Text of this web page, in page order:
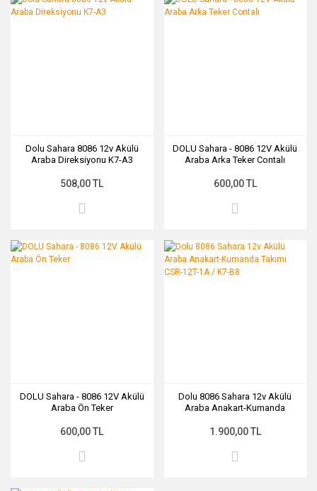
Dolu Sahara 8086 12v Akülü
Araba Direksiyonu K7-A3
508,00 TL
DOLU Sahara - 8086 12V Akülü
Araba Arka Teker Contalı
600,00 TL
DOLU Sahara - 8086 12V Akülü
Araba Ön Teker
600,00 TL
Dolu 8086 Sahara 12v Akülü
Araba Anakart-Kumanda
1.900,00 TL